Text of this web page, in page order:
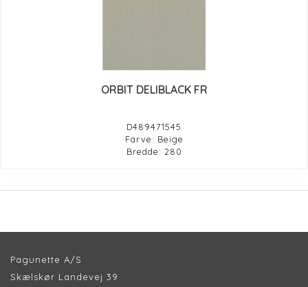
ORBIT DELIBLACK FR
D489471545
Farve: Beige
Bredde: 280
Pagunette A/S
Skælskør Landevej 39